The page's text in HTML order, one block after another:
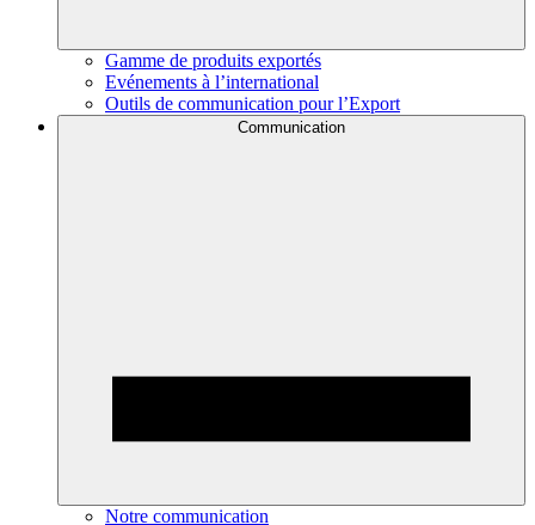
Gamme de produits exportés
Evénements à l’international
Outils de communication pour l’Export
Communication
Notre communication